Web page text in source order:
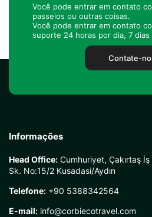
Você pode entrar em contato
passeios ou outras coisas.
Você pode entrar em contato
suporte 24 horas por dia, 7 dias
Contate-
Informações
Head Office: Cumhuriyet, Çakırtaş
Sk. No:15/2 Kusadasi/Aydın
Telefone: +90 5388342564
E-mail: info@corbiecotravel.com